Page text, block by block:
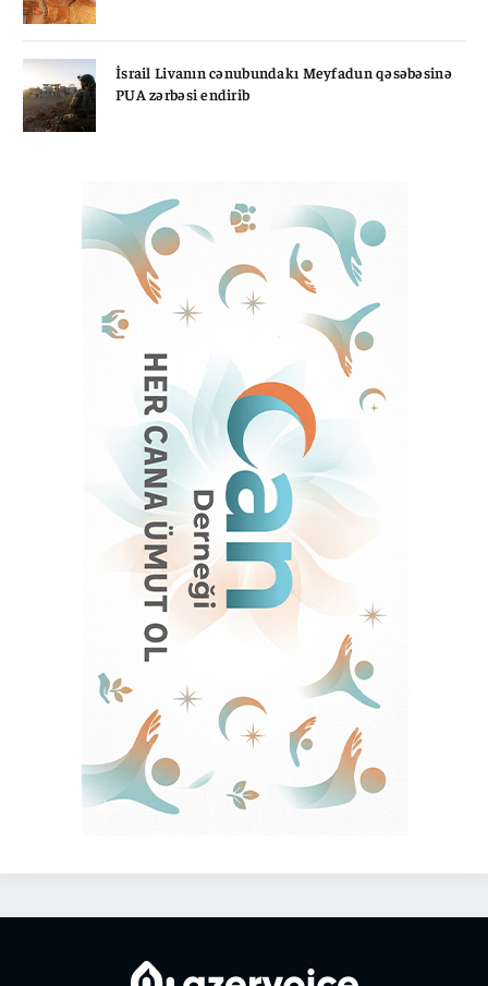
İsrail Livanın cənubundakı Meyfadun qəsəbəsinə
PUA zərbəsi endirib